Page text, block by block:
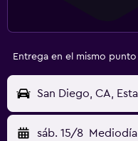
Entrega en el mismo punto
sáb. 15/8 Mediodía